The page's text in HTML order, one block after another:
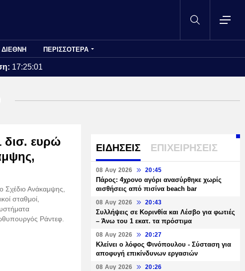
ΔΙΕΘΝΗ ΠΕΡΙΣΣΟΤΕΡΑ
17:25:01
δισ. ευρώ
Σχέδιο Ανάκαμψης,
σταθμοί,
Ράντεφ.
ΕΙΔΗΣΕΙΣ ΕΠΙΧΕΙΡΗΣΕΙΣ
08 Αυγ 2026 20:45
Πάρος: 4χρονο αγόρι ανασύρθηκε χωρίς
αισθήσεις από πισίνα beach bar
08 Αυγ 2026 20:43
Συλλήψεις σε Κορινθία και Λέσβο για φωτιές
– Άνω του 1 εκατ. τα πρόστιμα
08 Αυγ 2026 20:27
Κλείνει ο λόφος Φινόπουλου - Σύσταση για
αποφυγή επικίνδυνων εργασιών
08 Αυγ 2026 20:26